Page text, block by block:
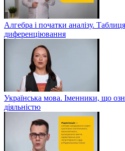
Алгебра і початки аналізу.
диференціювання
Українська мова. Іменники, що
діяльністю